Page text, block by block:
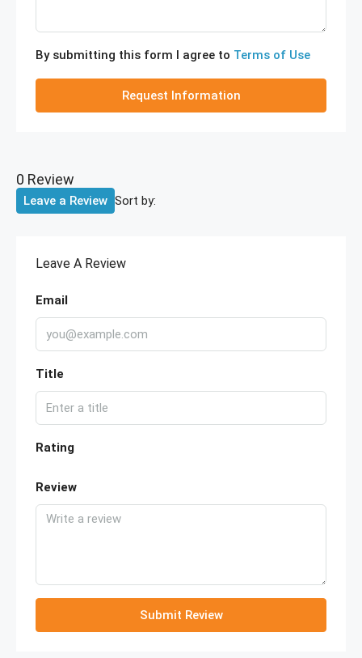
By submitting this form I agree to Terms of Use
Request Information
0 Review
Sort by:
Leave a Review
Leave A Review
Email
Title
Rating
Review
Submit Review